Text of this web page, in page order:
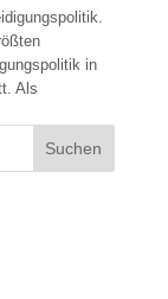
in
Als